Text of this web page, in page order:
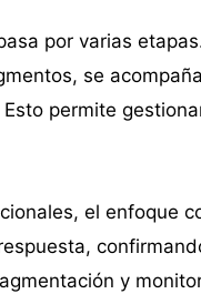
por varias
se
permite
el enfoque
y